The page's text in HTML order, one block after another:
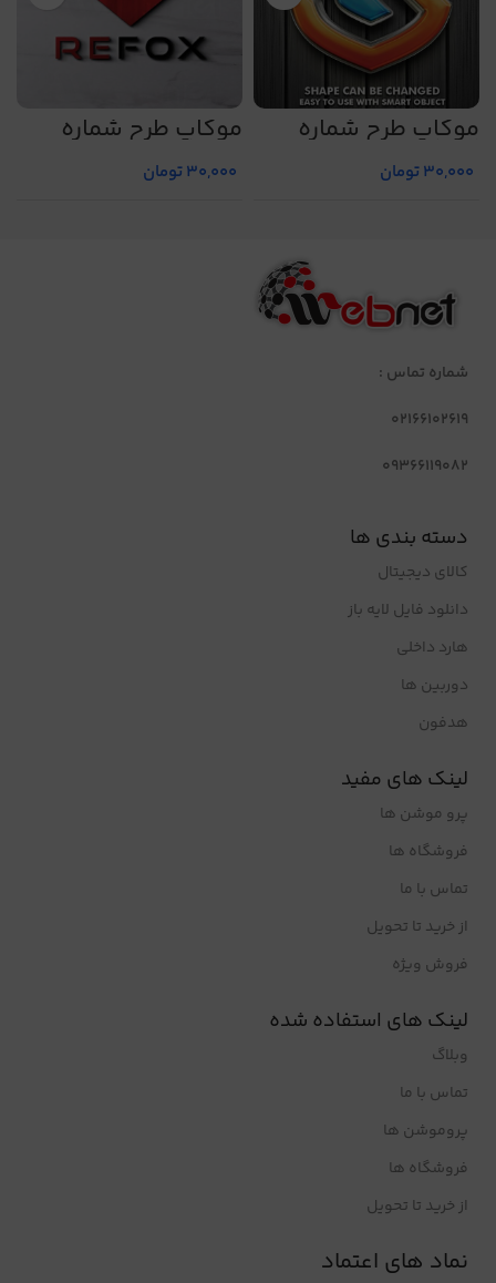
موکاپ طرح شماره
5012
30,000تومان
موکاپ طرح شماره
5004
30,000تومان
شماره تماس :
02166102619
09366119082
دسته بندی ها
کالای دیجیتال
دانلود فایل لایه باز
هارد داخلی
دوربین ها
هدفون
لینک های مفید
پرو موشن ها
فروشگاه ها
تماس با ما
از خرید تا تحویل
فروش ویژه
لینک های استفاده شده
وبلاگ
تماس با ما
پروموشن ها
فروشگاه ها
از خرید تا تحویل
نماد های اعتماد